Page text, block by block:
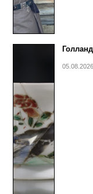
05.08.2026